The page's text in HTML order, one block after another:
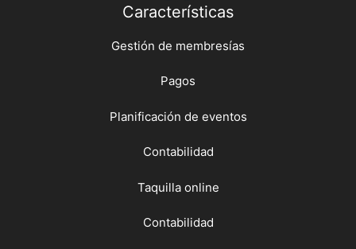
Características
Gestión de membresías
Pagos
Planificación de eventos
Contabilidad
Taquilla online
Contabilidad